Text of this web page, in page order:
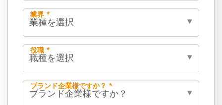
業界 *
役職 *
ブランド企業様ですか？ *